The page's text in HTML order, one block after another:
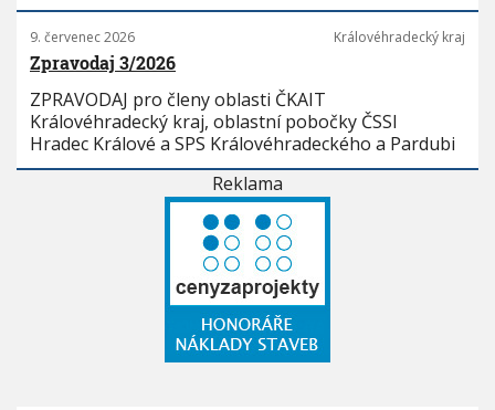
9. červenec 2026 Královéhradecký kraj
Zpravodaj 3/2026
ZPRAVODAJ pro členy oblasti ČKAIT
Královéhradecký kraj, oblastní pobočky ČSSI
Hradec Králové a SPS Královéhradeckého a Pardubi
Reklama